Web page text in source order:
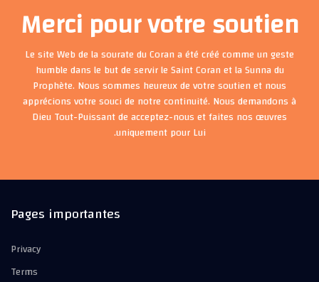
Merci pour votre soutien
Le site Web de la sourate du Coran a été créé comme un geste
humble dans le but de servir le Saint Coran et la Sunna du
Prophète. Nous sommes heureux de votre soutien et nous
apprécions votre souci de notre continuité. Nous demandons à
Dieu Tout-Puissant de acceptez-nous et faites nos œuvres
uniquement pour Lui.
Pages importantes
Privacy
Terms